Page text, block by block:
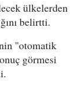
ülkelerden
belirtti.
"otomatik
görmesi